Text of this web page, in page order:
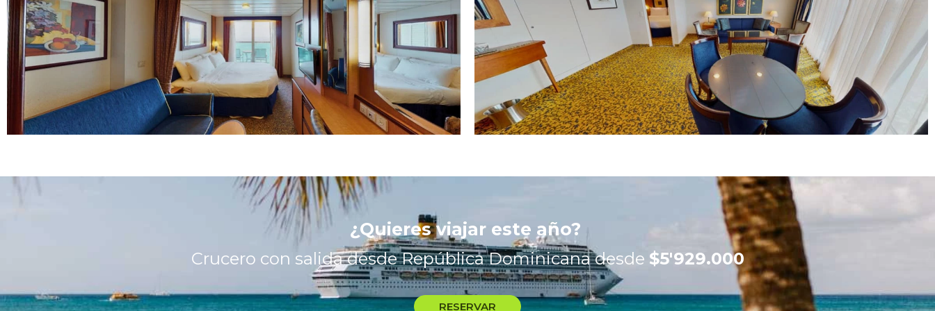
¿Quieres viajar este año?
Crucero con salida desde República Dominicana desde $5'929.000
RESERVAR